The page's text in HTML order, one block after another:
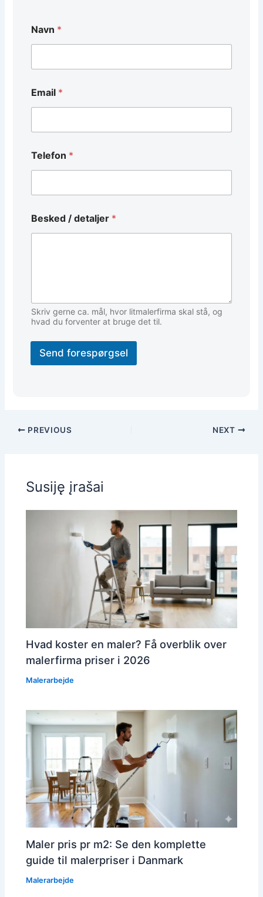
e
l
n
N
a
n
e
j
r
Navn *
Email *
Telefon *
Besked / detaljer *
Skriv gerne ca. mål, hvor litmalerfirma skal stå, og
hvad du forventer at bruge det til.
Send forespørgsel
PREVIOUS NEXT
Susiję įrašai
Hvad koster en maler? Få overblik over
malerfirma priser i 2026
Malerarbejde
Maler pris pr m2: Se den komplette
guide til malerpriser i Danmark
Malerarbejde